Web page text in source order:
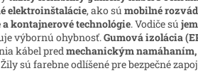
elektroinštalácie, ako sú mobilné
kontajnerové technológie. Vodiče sú
výbornú ohybnosť.Gumová izolácia
kábel predmechanickým
Žily sú farebne odlíšené pre bezpečné